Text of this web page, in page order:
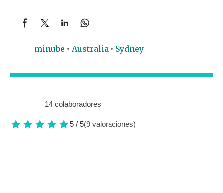
minube Australia Sydney
14 colaboradores
5 / 5(9 valoraciones)